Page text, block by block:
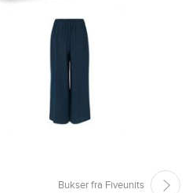
Bukser fra Fiveunits